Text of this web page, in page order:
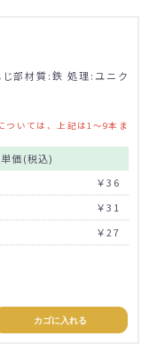
部材質:鉄 処理:ユニク
いては、上記は1～9本ま
単価(税込)
￥36
￥31
￥27
カゴに入れる